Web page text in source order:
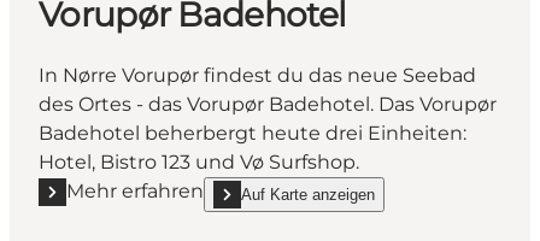
Vorupør Badehotel
In Nørre Vorupør findest du das neue Seebad
des Ortes - das Vorupør Badehotel. Das Vorupør
Badehotel beherbergt heute drei Einheiten:
Hotel, Bistro 123 und Vø Surfshop.
Mehr erfahren
Mehr erfahren "Vorupør Badehotel"
Auf Karte anzeigen
show Vorupør Badehotel on_map